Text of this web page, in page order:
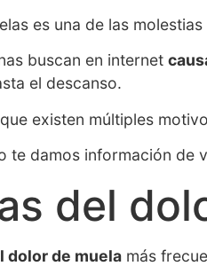
es una de las
buscan en internet
el descanso.
existen múltiples
te damos información de
del
dolor de muela más